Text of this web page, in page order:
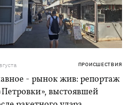
ПРОИСШЕСТВИЯ
- рынок жив: репортаж
выстоявшей